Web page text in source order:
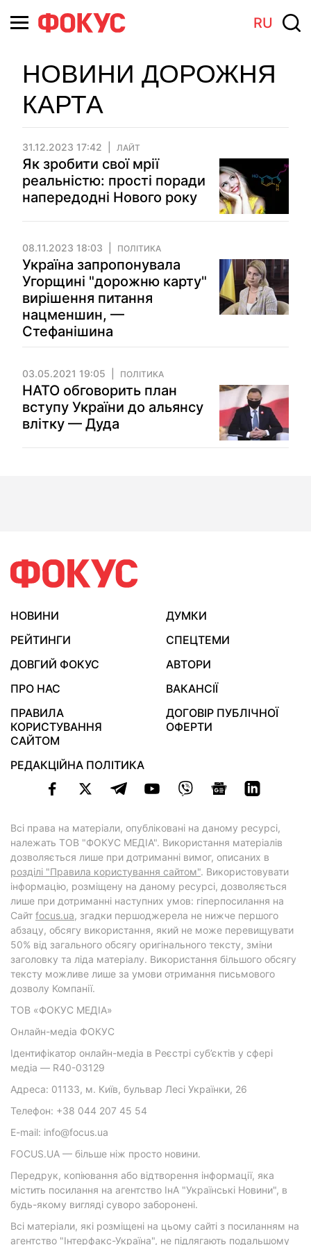
RU
НОВИНИ ДОРОЖНЯ
КАРТА
31.12.2023 17:42 ЛАЙТ
Як зробити свої мрії
реальністю: прості поради
напередодні Нового року
08.11.2023 18:03 ПОЛІТИКА
Україна запропонувала
Угорщині "дорожню карту"
вирішення питання
нацменшин, —
Стефанішина
03.05.2021 19:05 ПОЛІТИКА
НАТО обговорить план
вступу України до альянсу
влітку — Дуда
НОВИНИ
ДУМКИ
РЕЙТИНГИ
СПЕЦТЕМИ
ДОВГИЙ ФОКУС
АВТОРИ
ПРО НАС
ВАКАНСІЇ
ПРАВИЛА
КОРИСТУВАННЯ
САЙТОМ
ДОГОВІР ПУБЛІЧНОЇ
ОФЕРТИ
РЕДАКЦІЙНА ПОЛІТИКА
Всі права на матеріали, опубліковані на даному ресурсі,
належать ТОВ "ФОКУС МЕДІА". Використання матеріалів
дозволяється лише при дотриманні вимог, описаних в
розділі "Правила користування сайтом". Використовувати
інформацію, розміщену на даному ресурсі, дозволяється
лише при дотриманні наступних умов: гіперпосилання на
Cайт focus.ua, згадки першоджерела не нижче першого
абзацу, обсягу використання, який не може перевищувати
50% від загального обсягу оригінального тексту, зміни
заголовку та ліда матеріалу. Використання більшого обсягу
тексту можливе лише за умови отримання письмового
дозволу Компанії.
ТОВ «ФОКУС МЕДІА»
Онлайн-медіа ФОКУС
Ідентифікатор онлайн-медіа в Реєстрі суб’єктів у сфері
медіа — R40-03129
Адреса: 01133, м. Київ, бульвар Лесі Українки, 26
Телефон: +38 044 207 45 54
E-mail: info@focus.ua
FOCUS.UA — більше ніж просто новини.
Передрук, копіювання або відтворення інформації, яка
містить посилання на агентство ІнА "Українські Новини", в
будь-якому вигляді суворо заборонені.
Всі матеріали, які розміщені на цьому сайті з посиланням на
агентство "Інтерфакс-Україна", не підлягають подальшому